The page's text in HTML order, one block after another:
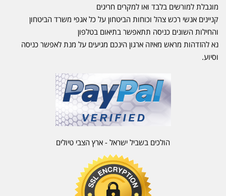
מוגבלת למורשים בלבד ואו למקרים חריגים
קניינים אנשי רכש צהל וכוחות הביטחון על כל אגפי משרד הביטחון
והחילות השונים כניסה תתאפשר בתיאום בטלפון
נא להזדהות מראש מאיזה ארגון הינכם מגיעים על מנת לאפשר כניסה
וסיוע.
הולכים בשביל ישראל - ארץ הצבי טיולים